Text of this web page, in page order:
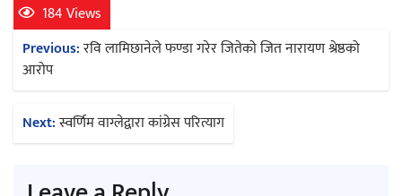
184 Views
Post
navigation
Previous:रवि लामिछानेले फण्डा गरेर जितेको जित नारायण श्रेष्ठको
आरोप
Next:स्वर्णिम वाग्लेद्वारा कांग्रेस परित्याग